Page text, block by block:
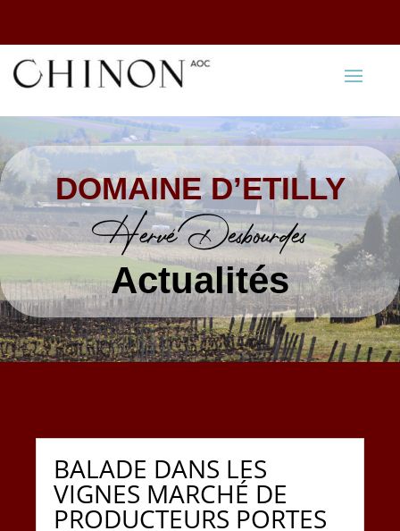
DOMAINE D’ETILLY
Hervé Desbourdes
Actualités
BALADE DANS LES
VIGNES MARCHÉ DE
PRODUCTEURS PORTES